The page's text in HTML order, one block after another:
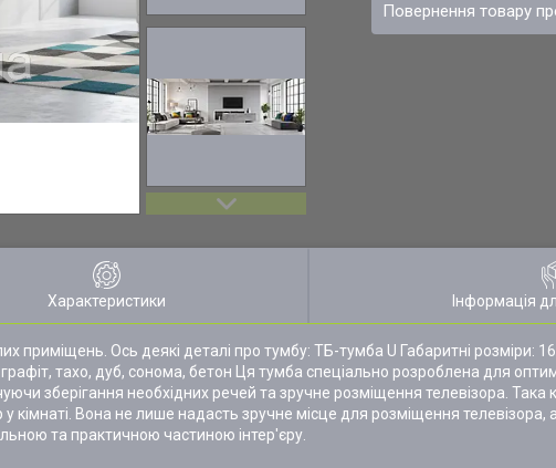
повернення товару
Характеристики Інформація
приміщень. Ось деякі деталі про тумбу: ТБ-тумба U Габаритні розміри:
тахо, дуб, сонома, бетон Ця тумба спеціально розроблена для
зберігання необхідних речей та зручне розміщення телевізора.
Вона не лише надасть зручне місце для розміщення телевізора,
та практичною частиною інтер'єру.